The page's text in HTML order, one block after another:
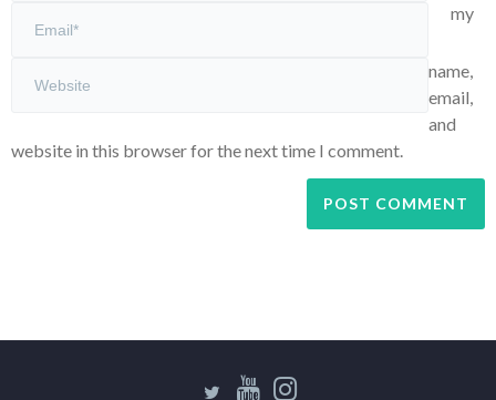
my
name,
email,
and
website in this browser for the next time I comment.